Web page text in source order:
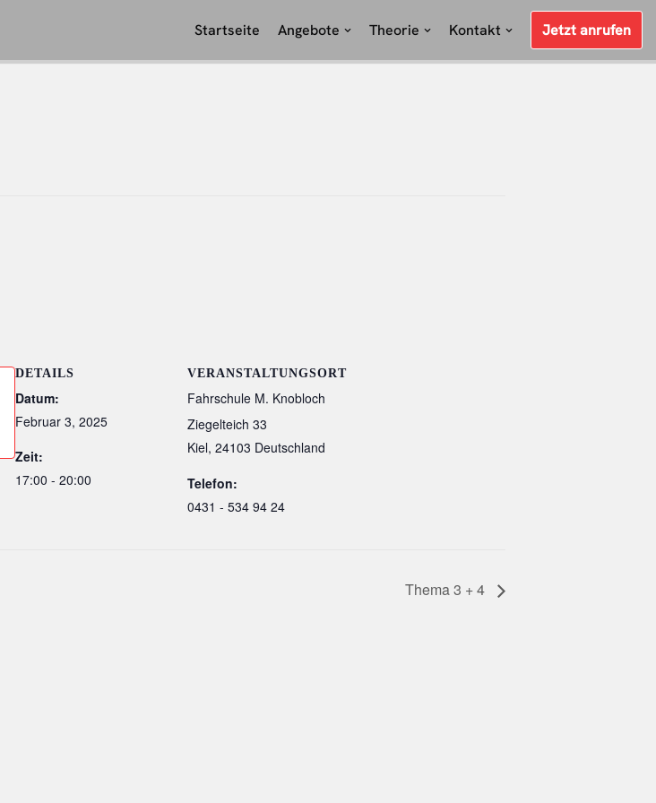
Startseite Angebote Theorie Kontakt Jetzt anrufen
DETAILS
Datum:
Februar 3, 2025
Zeit:
17:00 - 20:00
VERANSTALTUNGSORT
Fahrschule M. Knobloch
Ziegelteich 33
Kiel, 24103 Deutschland
Telefon:
0431 - 534 94 24
Thema 3 + 4